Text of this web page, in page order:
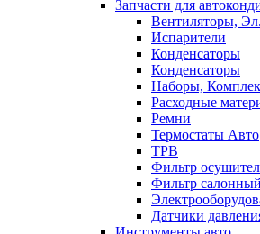
Запчасти для
Вентиляторы,
Испарители
Конденсаторы
Конденсаторы
Наборы,
Расходные
Ремни
Термостаты Авто
ТРВ
Фильтр
Фильтр салонный
Датчики